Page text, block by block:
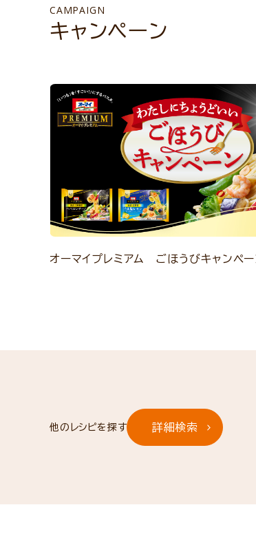
CAMPAIGN
キャンペーン
オーマイプレミアム ごほうびキャンペー
他のレシピを探す 詳細検索